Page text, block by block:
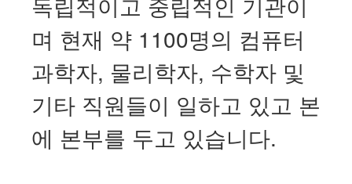
며 현재 약 1100명의 컴퓨터
과학자, 물리학자, 수학자 및
기타 직원들이 일하고 있고 본
에 본부를 두고 있습니다.